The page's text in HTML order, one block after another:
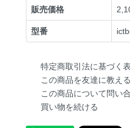
販売価格
型番
特定商取引法に基づく
この商品を友達に教える
この商品について問い
買い物を続ける